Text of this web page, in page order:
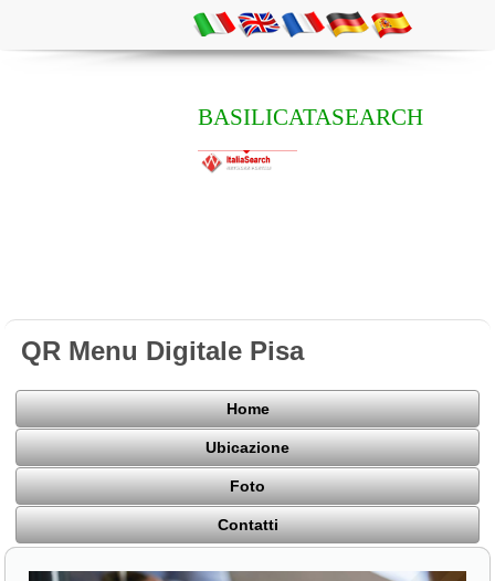
BASILICATASEARCH
QR Menu Digitale Pisa
Home
Ubicazione
Foto
Contatti